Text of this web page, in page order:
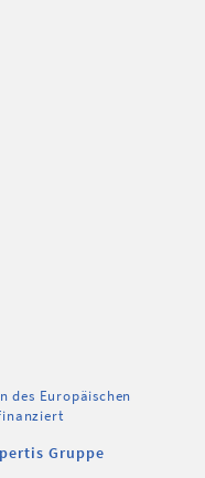
des Europäischen
Gruppe